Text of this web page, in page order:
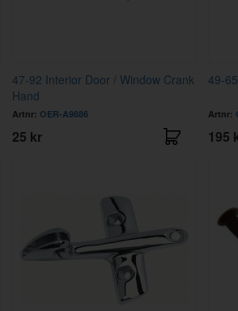
47-92 Interior Door / Window Crank
Hand
Artnr: OER-A9886
25 kr
49-
Artnr:
195